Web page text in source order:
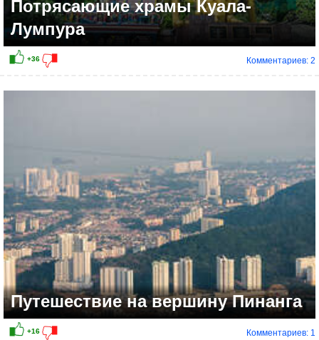
Потрясающие храмы Куала-
Лумпура
Комментариев: 2
Путешествие на вершину Пинанга
Комментариев: 1